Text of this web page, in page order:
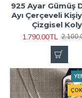
925 Ayar Gümüş
Ayı Çerçeveli
Çizgisel
1.790,00TL